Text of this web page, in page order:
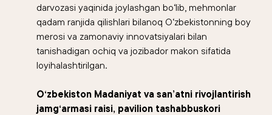
darvozasi yaqinida joylashgan bo‘lib, mehmonlar
qadam ranjida qilishlari bilanoq O‘zbekistonning boy
merosi va zamonaviy innovatsiyalari bilan
tanishadigan ochiq va jozibador makon sifatida
loyihalashtirilgan.
O‘zbekiston Madaniyat va san’atni rivojlantirish
jamg‘armasi raisi, pavilion tashabbuskori